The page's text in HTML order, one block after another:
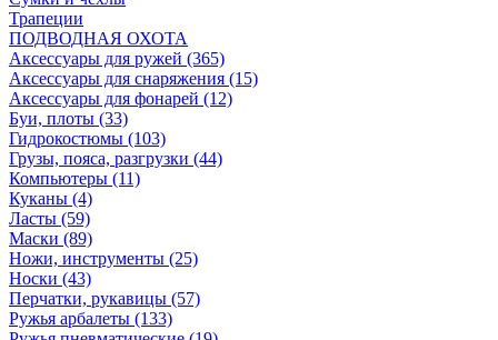
Трапеции
ПОДВОДНАЯ ОХОТА
Аксессуары для ружей (365)
Аксессуары для снаряжения (15)
Аксессуары для фонарей (12)
Буи, плоты (33)
Гидрокостюмы (103)
Грузы, пояса, разгрузки (44)
Компьютеры (11)
Куканы (4)
Ласты (59)
Маски (89)
Ножи, инструменты (25)
Носки (43)
Перчатки, рукавицы (57)
Ружья арбалеты (133)